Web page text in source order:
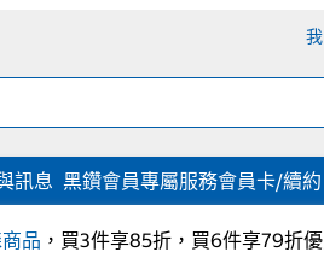
訊息 黑鑽會員專屬服務會員卡/續約
品 ，買3件享85折，買6件享79折優